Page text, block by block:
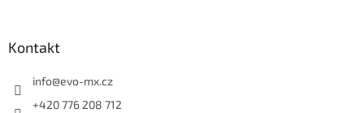
Kontakt
info@evo-mx.cz
+420 776 208 712